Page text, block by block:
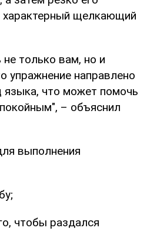
характерный щелкающий
только вам, но и
упражнение направлено
что может помочь
– объяснил
выполнения
чтобы раздался